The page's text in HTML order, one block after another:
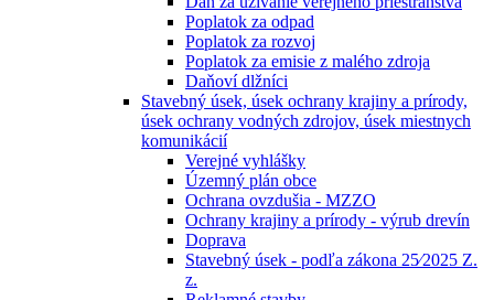
Poplatok za odpad
Poplatok za rozvoj
Poplatok za emisie z malého zdroja
Daňoví dlžníci
Stavebný úsek, úsek ochrany krajiny a prírody,
úsek ochrany vodných zdrojov, úsek miestnych
komunikácií
Verejné vyhlášky
Územný plán obce
Ochrana ovzdušia - MZZO
Ochrany krajiny a prírody - výrub drevín
Doprava
Stavebný úsek - podľa zákona 25⁄2025 Z.
z.